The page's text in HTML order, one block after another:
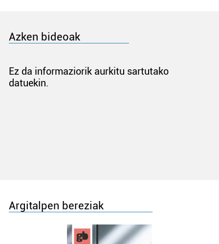
Azken bideoak
Ez da informaziorik aurkitu sartutako
datuekin.
Argitalpen bereziak